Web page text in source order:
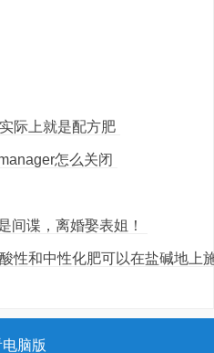
际上就是配方肥
怎么关闭
间谍，离婚娶表姐！
性和中性化肥可以在盐碱地上
脑版